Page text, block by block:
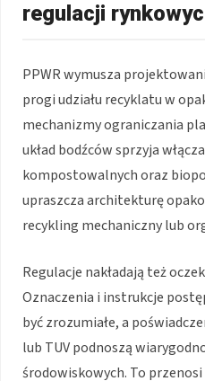
regulacji
PPWR wymusza
progi udziału recyklatu w
mechanizmy ograniczania
układ bodźców sprzyja
kompostowalnych oraz
upraszcza architekturę
recykling mechaniczny lub
Regulacje nakładają też
Oznaczenia i instrukcje
być zrozumiałe, a
lub TUV podnoszą
środowiskowych. To